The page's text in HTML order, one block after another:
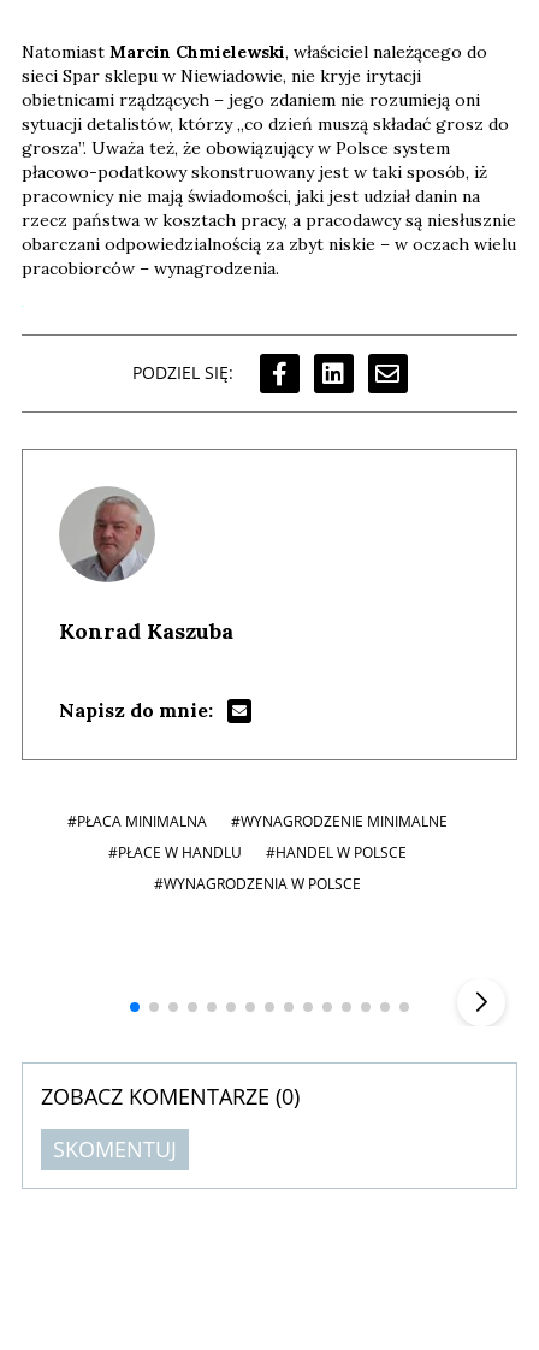
Natomiast Marcin Chmielewski, właściciel należącego do
sieci Spar sklepu w Niewiadowie, nie kryje irytacji
obietnicami rządzących – jego zdaniem nie rozumieją oni
sytuacji detalistów, którzy „co dzień muszą składać grosz do
grosza”. Uważa też, że obowiązujący w Polsce system
płacowo-podatkowy skonstruowany jest w taki sposób, iż
pracownicy nie mają świadomości, jaki jest udział danin na
rzecz państwa w kosztach pracy, a pracodawcy są niesłusznie
obarczani odpowiedzialnością za zbyt niskie – w oczach wielu
pracobiorców – wynagrodzenia.
PODZIEL SIĘ:
Konrad Kaszuba
Napisz do mnie:
#PŁACA MINIMALNA
#WYNAGRODZENIE MINIMALNE
#PŁACE W HANDLU
#HANDEL W POLSCE
#WYNAGRODZENIA W POLSCE
ZOBACZ KOMENTARZE (0)
SKOMENTUJ